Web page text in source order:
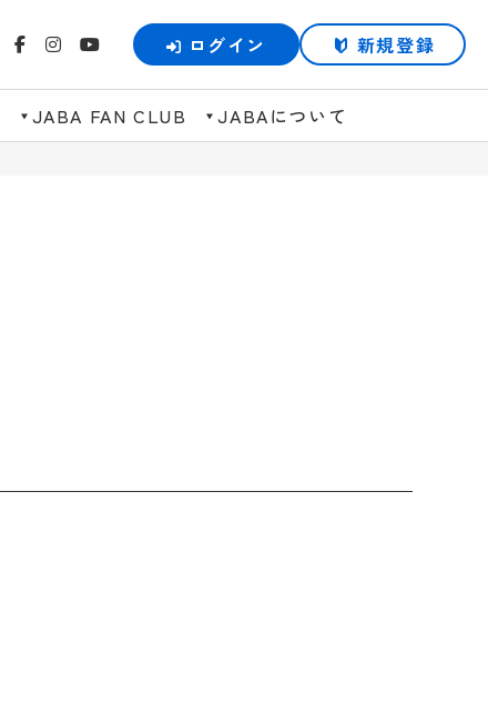
ログイン 新規登録
JABA FAN CLUB JABAについて